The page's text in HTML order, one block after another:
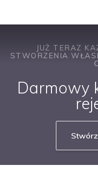
JUŻ TERAZ
STWORZENIA
Darmowy